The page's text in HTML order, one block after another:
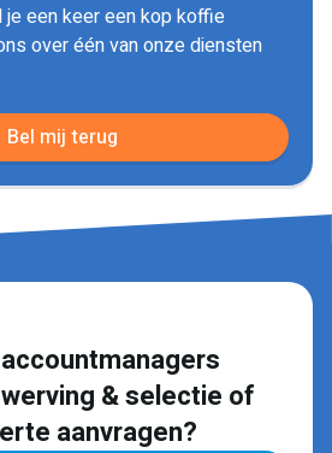
een keer een kop koffie
over één van onze diensten
Bel mij terug
& selectie of
aanvragen?